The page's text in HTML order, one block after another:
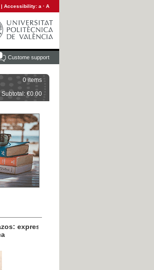
| Accessibility: a · A
Custome support
0 items
Subtotal: €0.00